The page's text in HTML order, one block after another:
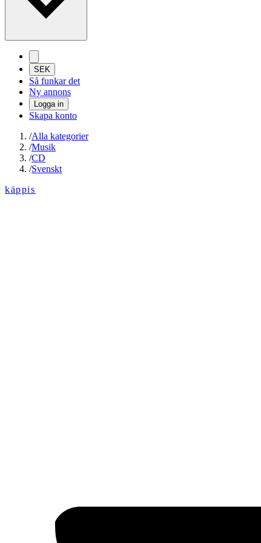
SEK
Så funkar det
Ny annons
Logga in
Skapa konto
/Alla kategorier
/Musik
/CD
/Svenskt
käppis